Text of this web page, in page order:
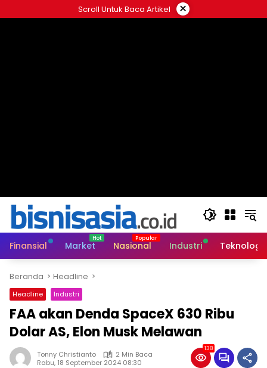
ke
Scroll Untuk Baca Artikel ×
Finansial Market Nasional Industri Teknologi
Beranda Headline
Headline Industri
FAA akan Denda SpaceX 630 Ribu
Dolar AS, Elon Musk Melawan
Tonny Christianto
2 Min Baca
Rabu, 18 September 2024 08:30
138